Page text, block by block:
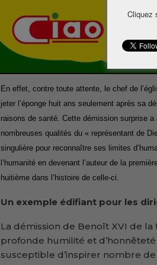
En effet, contre toute attente, le chef de
jeter l’éponge huit ans seulement après sa
raisons de santé. Cette démission surprise
nombreuses qualités du « représentant de
singulière pour reconnaître ses limites
l’humanité en devenant l’auteur de la
huitième dans l’histoire de celle-ci.
Un exemple édifiant pour les
La démission de Benoît XVI de
profonde humilité et
susceptible d’inspirer nombre
Cliquez